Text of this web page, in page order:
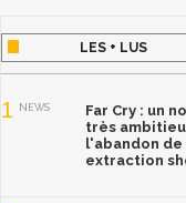
LES + LUS
1 NEWS
Far Cry : un
très
l'abandon de
extraction